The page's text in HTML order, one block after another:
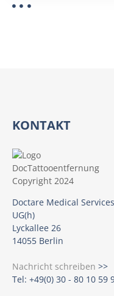
KONTAKT
Doctare Medical Services
UG(h)
Lyckallee 26
14055 Berlin
Nachricht schreiben >>
Tel: +49(0) 30 - 80 10 59